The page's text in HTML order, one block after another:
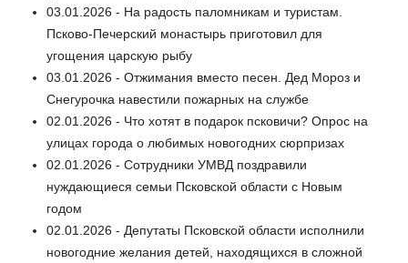
03.01.2026 - На радость паломникам и туристам.
Псково-Печерский монастырь приготовил для
угощения царскую рыбу
03.01.2026 - Отжимания вместо песен. Дед Мороз и
Снегурочка навестили пожарных на службе
02.01.2026 - Что хотят в подарок псковичи? Опрос на
улицах города о любимых новогодних сюрпризах
02.01.2026 - Сотрудники УМВД поздравили
нуждающиеся семьи Псковской области с Новым
годом
02.01.2026 - Депутаты Псковской области исполнили
новогодние желания детей, находящихся в сложной